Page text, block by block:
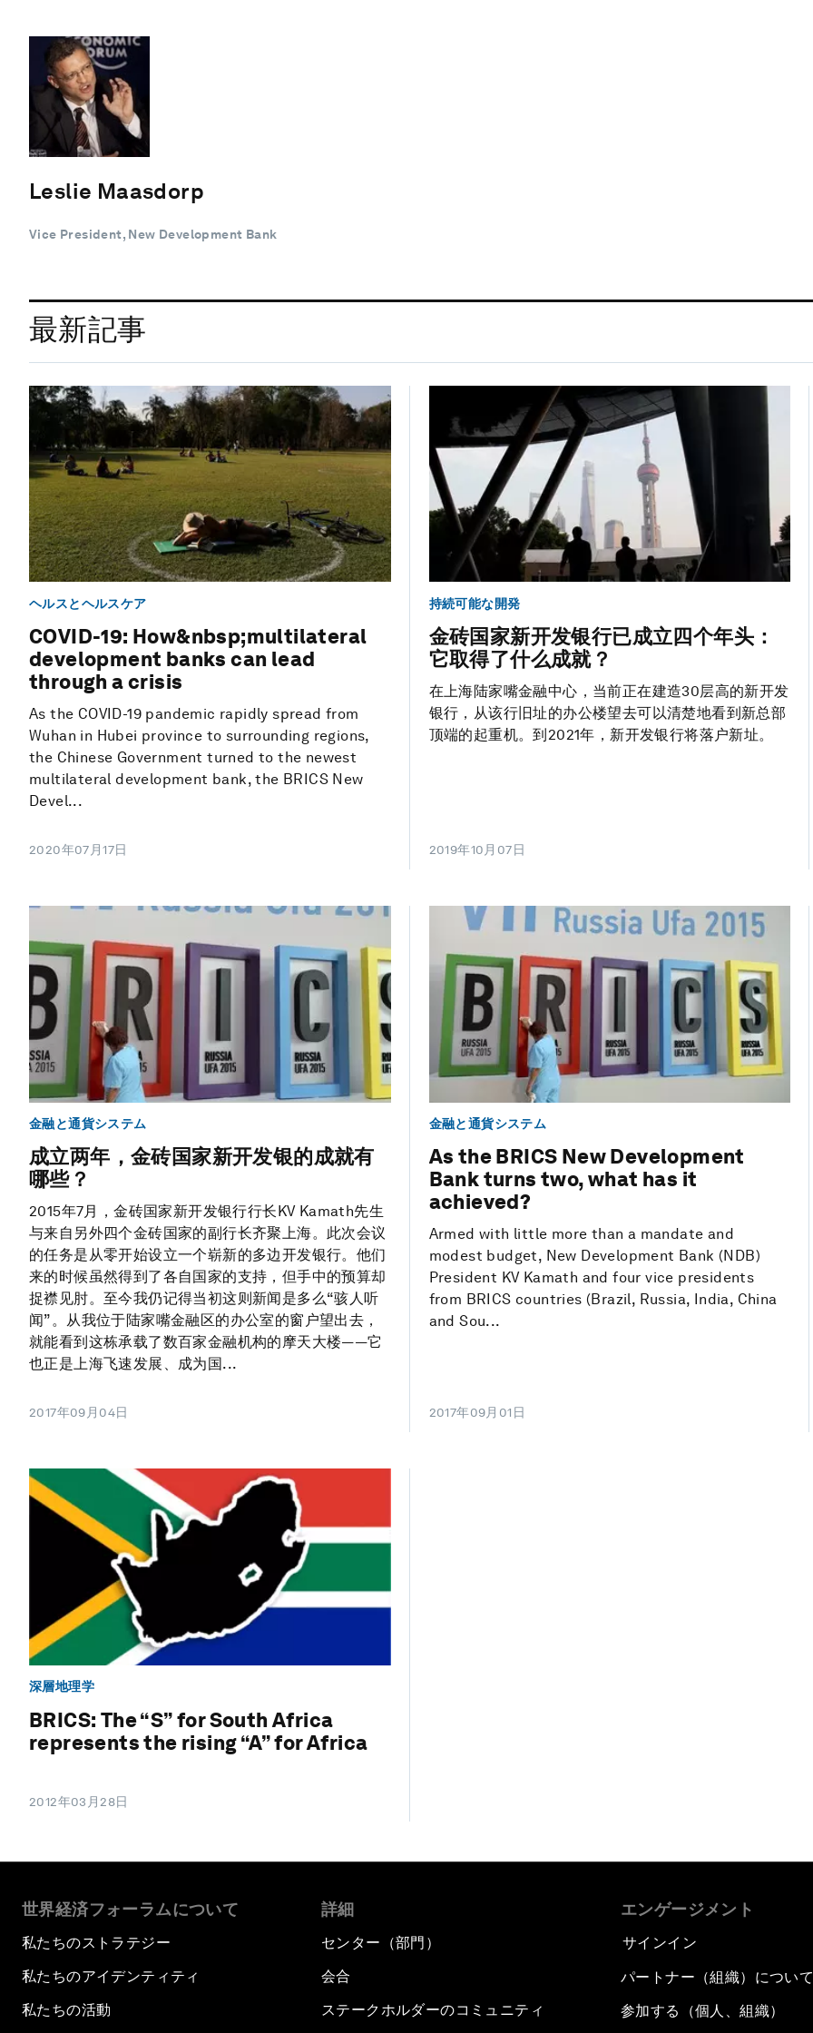
Leslie Maasdorp
Vice President, New Development Bank
最新記事
ヘルスとヘルスケア
COVID-19: How&nbsp;multilateral
development banks can lead
through a crisis
As the COVID-19 pandemic rapidly spread from
Wuhan in Hubei province to surrounding regions,
the Chinese Government turned to the newest
multilateral development bank, the BRICS New
Devel...
2020年07月17日
持続可能な開発
金砖国家新开发银行已成立四个年头：
它取得了什么成就？
在上海陆家嘴金融中心，当前正在建造30层高的新开发
银行，从该行旧址的办公楼望去可以清楚地看到新总部
顶端的起重机。到2021年，新开发银行将落户新址。
2019年10月07日
金融と通貨システム
成立两年，金砖国家新开发银的成就有
哪些？
2015年7月，金砖国家新开发银行行长KV Kamath先生
与来自另外四个金砖国家的副行长齐聚上海。此次会议
的任务是从零开始设立一个崭新的多边开发银行。他们
来的时候虽然得到了各自国家的支持，但手中的预算却
捉襟见肘。至今我仍记得当初这则新闻是多么“骇人听
闻”。从我位于陆家嘴金融区的办公室的窗户望出去，
就能看到这栋承载了数百家金融机构的摩天大楼——它
也正是上海飞速发展、成为国...
2017年09月04日
金融と通貨システム
As the BRICS New Development
Bank turns two, what has it
achieved?
Armed with little more than a mandate and
modest budget, New Development Bank (NDB)
President KV Kamath and four vice presidents
from BRICS countries (Brazil, Russia, India, China
and Sou...
2017年09月01日
深層地理学
BRICS: The “S” for South Africa
represents the rising “A” for Africa
2012年03月28日
世界経済フォーラムについて
私たちのストラテジー
私たちのアイデンティティ
私たちの活動
詳細
センター（部門）
会合
ステークホルダーのコミュニティ
エンゲージメント
サインイン
パートナー（組織）について
参加する（個人、組織）